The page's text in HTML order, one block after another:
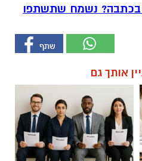
נשמח שתשתפו
אותך גם